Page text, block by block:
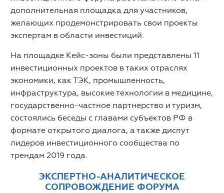
дополнительная площадка для участников,
желающих продемонстрировать свои проекты
экспертам в области инвестиций.
На площадке Кейс-зоны были представлены 11
инвестиционных проектов в таких отраслях
экономики, как ТЭК, промышленность,
инфраструктура, высокие технологии в медицине,
государственно-частное партнерство и туризм,
состоялись беседы с главами субъектов РФ в
формате открытого диалога, а также диспут
лидеров инвестиционного сообщества по
трендам 2019 года.
ЭКСПЕРТНО-АНАЛИТИЧЕСКОЕ
СОПРОВОЖДЕНИЕ ФОРУМА